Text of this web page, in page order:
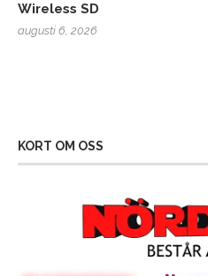
Wireless SD
augusti 6, 2026
KORT OM OSS